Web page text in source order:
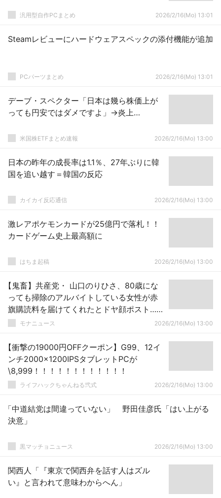
汎用型自作PCまとめ 2026/2/16(Mo) 13:01
Steamレビューにハードウェアスペックの添付機能が追加
PCパーツまとめ 2026/2/16(Mo) 13:01
デーブ・スペクター「日本は幾ら株価上が
っても円安ではダメですよ」→炎上…
米国株ETFまとめ速報 2026/2/16(Mo) 13:00
日本の昨年の成長率は1.1％、27年ぶりに韓
国を追い越す＝韓国の反応
カイカイ反応通信 2026/2/16(Mo) 13:00
激レアポケモンカードが25億円で落札！！
カードゲーム史上最高額に
はちま起稿 2026/2/16(Mo) 13:00
【鬼畜】共産党・ 山口のりひさ、80歳にな
っても掃除のアルバイトしている女性が赤
旗購読料を届けてくれたとドヤ顔ポスト…ネ
ット「赤旗やめたら生活楽になるんちとち
モナニュース 2026/2/16(Mo) 13:00
【衝撃の19000円OFFクーポン】G99、12イ
ンチ2000x1200IPSタブレットPCが
\8,999！！！！！！！！！！！！
ライフハックちゃんねる弐式 2026/2/16(Mo) 13:00
「中道結党は間違っていない」 野田佳彦氏「はい上がる
決意」
黒マッチョニュース 2026/2/16(Mo) 13:00
関西人「『東京で関西弁を話す人はズル
い』と言われて意味わからへん」